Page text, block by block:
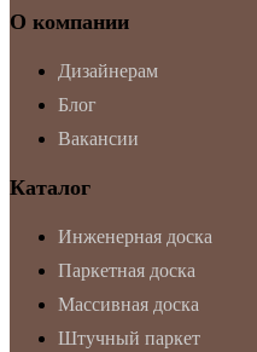
О компании
Дизайнерам
Блог
Вакансии
Каталог
Инженерная доска
Паркетная доска
Массивная доска
Штучный паркет